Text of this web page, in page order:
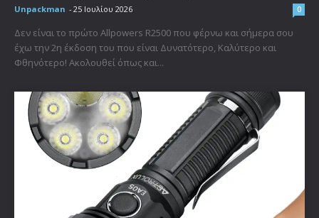
Unpackman - 25 Ιουλίου 2026 0
Δεν είναι το πρώτο Allpowers R2500 που φέρνω και σήμερα σου
έχω την 2η έκδοση του που είναι Δυνατότερο, Καλύτερο και
Φθηνότερο! Ακολουθεί όπως και...